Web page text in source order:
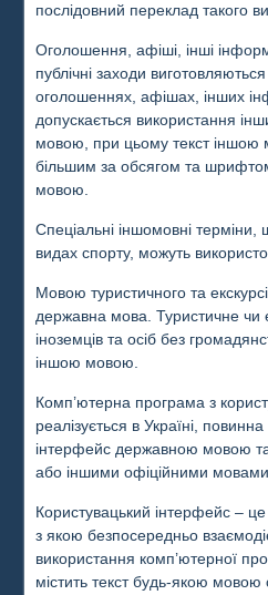
послідовний переклад такого
Оголошення, афіші, інші
публічні заходи
оголошеннях, афішах, інших
допускається використання
мовою, при цьому текст
більшим за обсягом та
мовою.
Спеціальні іншомовні
видах спорту, можуть
Мовою туристичного та
державна мова. Туристичне чи
іноземців та осіб без
іншою мовою.
Комп’ютерна програма з
реалізується в Україні,
інтерфейс державною мовою
або іншими офіційними
Користувацький інтерфейс –
з якою безпосередньо
використання комп’ютерної
містить текст будь-якою